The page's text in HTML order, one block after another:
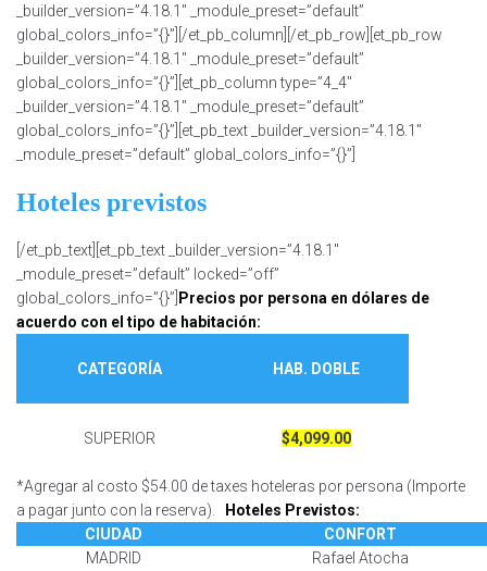
_builder_version=”4.18.1″ _module_preset=”default”
global_colors_info=”{}”][/et_pb_column][/et_pb_row][et_pb_row
_builder_version=”4.18.1″ _module_preset=”default”
global_colors_info=”{}”][et_pb_column type=”4_4″
_builder_version=”4.18.1″ _module_preset=”default”
global_colors_info=”{}”][et_pb_text _builder_version=”4.18.1″
_module_preset=”default” global_colors_info=”{}”]
Hoteles previstos
[/et_pb_text][et_pb_text _builder_version=”4.18.1″
_module_preset=”default” locked=”off”
global_colors_info=”{}”] Precios por persona en dólares de
acuerdo con el tipo de habitación:
CATEGORÍA HAB. DOBLE
SUPERIOR $4,099.00
*Agregar al costo $54.00 de taxes hoteleras por persona (Importe
a pagar junto con la reserva).
Hoteles Previstos:
CIUDAD
CONFORT
MADRID
Rafael Atocha